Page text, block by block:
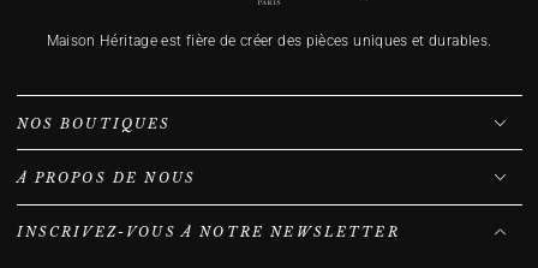
Maison Héritage est fière de créer des pièces uniques et durables.
NOS BOUTIQUES
À PROPOS DE NOUS
INSCRIVEZ-VOUS À NOTRE NEWSLETTER